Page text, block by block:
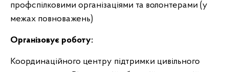
профспілковими організаціями та волонтерами (у
межах повноважень)
Організовує роботу:
Координаційного центру підтримки цивільного